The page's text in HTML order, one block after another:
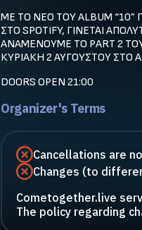
ΜΕ TO NEO TOY ALBUM
ΣΤΟ SPOTIFY, ΓΙΝΕΤΑΙ
ΑΝΑΜΕΝΟΥΜΕ ΤΟ PART 2
ΚΥΡΙΑΚΗ 2 ΑΥΓΟΥΣΤΟΥ ΣΤΟ
DOORS OPEN 21:00
Organizer's Terms
Cancellations are
Changes (to
Cometogether.live
The policy regarding